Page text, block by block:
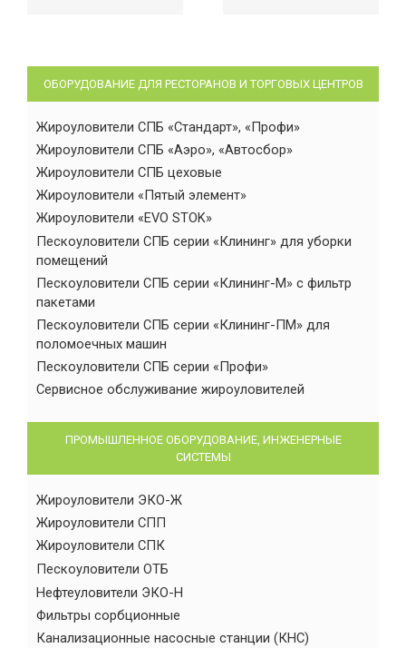
ОБОРУДОВАНИЕ ДЛЯ РЕСТОРАНОВ И ТОРГОВЫХ ЦЕНТРОВ
Жироуловители СПБ «Стандарт», «Профи»
Жироуловители СПБ «Аэро», «Автосбор»
Жироуловители СПБ цеховые
Жироуловители «Пятый элемент»
Жироуловители «EVO STOK»
Пескоуловители СПБ серии «Клининг» для уборки
помещений
Пескоуловители СПБ серии «Клининг-М» с фильтр
пакетами
Пескоуловители СПБ серии «Клининг-ПМ» для
поломоечных машин
Пескоуловители СПБ серии «Профи»
Сервисное обслуживание жироуловителей
ПРОМЫШЛЕННОЕ ОБОРУДОВАНИЕ, ИНЖЕНЕРНЫЕ
СИСТЕМЫ
Жироуловители ЭКО-Ж
Жироуловители СПП
Жироуловители СПК
Пескоуловители ОТБ
Нефтеуловители ЭКО-Н
Фильтры сорбционные
Канализационные насосные станции (КНС)